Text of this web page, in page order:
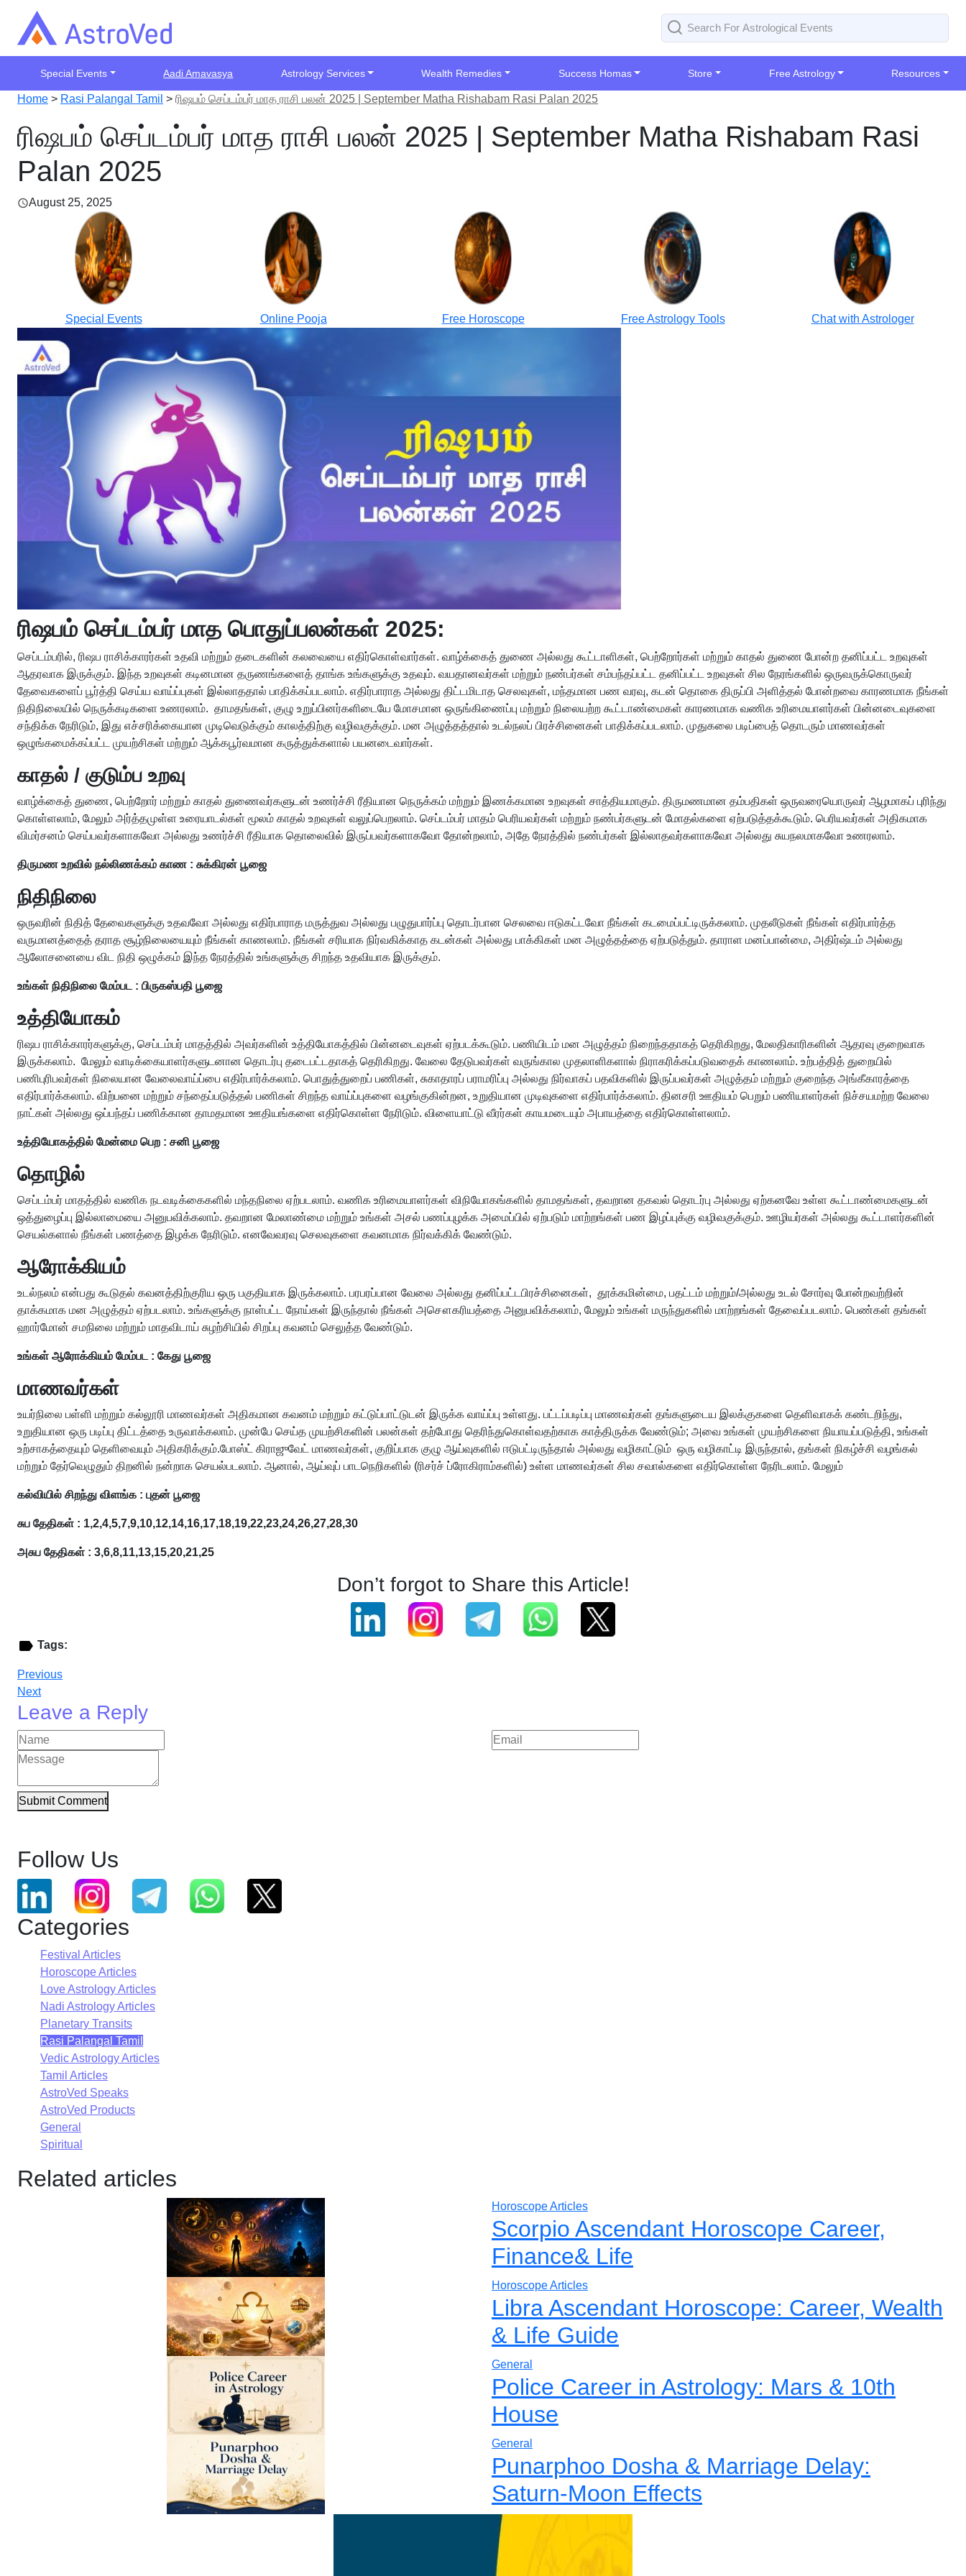
Special Events Aadi Amavasya Astrology Services Wealth Remedies Success Homas Store Free Astrology Resources
Home > Rasi Palangal Tamil > ரிஷபம் செப்டம்பர் மாத ராசி பலன் 2025 | September Matha Rishabam Rasi Palan 2025
ரிஷபம் செப்டம்பர் மாத ராசி பலன் 2025 | September Matha Rishabam Rasi
Palan 2025
August 25, 2025
Special Events Online Pooja Free Horoscope Free Astrology Tools Chat with Astrologer
ரிஷபம் செப்டம்பர் மாத பொதுப்பலன்கள் 2025:
செப்டம்பரில், ரிஷப ராசிக்காரர்கள் உதவி மற்றும் தடைகளின் கலவையை எதிர்கொள்வார்கள். வாழ்க்கைத் துணை அல்லது கூட்டாளிகள், பெற்றோர்கள் மற்றும் காதல் துணை போன்ற தனிப்பட்ட உறவுகள்
ஆதரவாக இருக்கும். இந்த உறவுகள் கடினமான தருணங்களைத் தாங்க உங்களுக்கு உதவும். வயதானவர்கள் மற்றும் நண்பர்கள் சம்பந்தப்பட்ட தனிப்பட்ட உறவுகள் சில நேரங்களில் ஒருவருக்கொருவர்
தேவைகளைப் பூர்த்தி செய்ய வாய்ப்புகள் இல்லாததால் பாதிக்கப்படலாம். எதிர்பாராத அல்லது திட்டமிடாத செலவுகள், மந்தமான பண வரவு, கடன் தொகை திருப்பி அளித்தல் போன்றவை காரணமாக நீங்கள்
நிதிநிலையில் நெருக்கடிகளை உணரலாம். தாமதங்கள், குழு உறுப்பினர்களிடையே மோசமான ஒருங்கிணைப்பு மற்றும் நிலையற்ற கூட்டாண்மைகள் காரணமாக வணிக உரிமையாளர்கள் பின்னடைவுகளை
சந்திக்க நேரிடும், இது எச்சரிக்கையான முடிவெடுக்கும் காலத்திற்கு வழிவகுக்கும். மன அழுத்தத்தால் உடல்நலப் பிரச்சினைகள் பாதிக்கப்படலாம். முதுகலை படிப்பைத் தொடரும் மாணவர்கள்
ஒழுங்கமைக்கப்பட்ட முயற்சிகள் மற்றும் ஆக்கபூர்வமான கருத்துக்களால் பயனடைவார்கள்.
காதல் / குடும்ப உறவு
வாழ்க்கைத் துணை, பெற்றோர் மற்றும் காதல் துணைவர்களுடன் உணர்ச்சி ரீதியான நெருக்கம் மற்றும் இணக்கமான உறவுகள் சாத்தியமாகும். திருமணமான தம்பதிகள் ஒருவரையொருவர் ஆழமாகப் புரிந்து
கொள்ளலாம், மேலும் அர்த்தமுள்ள உரையாடல்கள் மூலம் காதல் உறவுகள் வலுப்பெறலாம். செப்டம்பர் மாதம் பெரியவர்கள் மற்றும் நண்பர்களுடன் மோதல்களை ஏற்படுத்தக்கூடும். பெரியவர்கள் அதிகமாக
விமர்சனம் செய்பவர்களாகவோ அல்லது உணர்ச்சி ரீதியாக தொலைவில் இருப்பவர்களாகவோ தோன்றலாம், அதே நேரத்தில் நண்பர்கள் இல்லாதவர்களாகவோ அல்லது சுயநலமாகவோ உணரலாம்.
திருமண உறவில் நல்லிணக்கம் காண : சுக்கிரன் பூஜை
நிதிநிலை
ஒருவரின் நிதித் தேவைகளுக்கு உதவவோ அல்லது எதிர்பாராத மருத்துவ அல்லது பழுதுபார்ப்பு தொடர்பான செலவை ஈடுகட்டவோ நீங்கள் கடமைப்பட்டிருக்கலாம். முதலீடுகள் நீங்கள் எதிர்பார்த்த
வருமானத்தைத் தராத சூழ்நிலையையும் நீங்கள் காணலாம். நீங்கள் சரியாக நிர்வகிக்காத கடன்கள் அல்லது பாக்கிகள் மன அழுத்தத்தை ஏற்படுத்தும். தாராள மனப்பான்மை, அதிர்ஷ்டம் அல்லது
ஆலோசனையை விட நிதி ஒழுக்கம் இந்த நேரத்தில் உங்களுக்கு சிறந்த உதவியாக இருக்கும்.
உங்கள் நிதிநிலை மேம்பட : பிருகஸ்பதி பூஜை
உத்தியோகம்
ரிஷப ராசிக்காரர்களுக்கு, செப்டம்பர் மாதத்தில் அவர்களின் உத்தியோகத்தில் பின்னடைவுகள் ஏற்படக்கூடும். பணியிடம் மன அழுத்தம் நிறைந்ததாகத் தெரிகிறது, மேலதிகாரிகளின் ஆதரவு குறைவாக
இருக்கலாம். மேலும் வாடிக்கையாளர்களுடனான தொடர்பு தடைபட்டதாகத் தெரிகிறது. வேலை தேடுபவர்கள் வருங்கால முதலாளிகளால் நிராகரிக்கப்படுவதைக் காணலாம். உற்பத்தித் துறையில்
பணிபுரிபவர்கள் நிலையான வேலைவாய்ப்பை எதிர்பார்க்கலாம். பொதுத்துறைப் பணிகள், சுகாதாரப் பராமரிப்பு அல்லது நிர்வாகப் பதவிகளில் இருப்பவர்கள் அழுத்தம் மற்றும் குறைந்த அங்கீகாரத்தை
எதிர்பார்க்கலாம். விற்பனை மற்றும் சந்தைப்படுத்தல் பணிகள் சிறந்த வாய்ப்புகளை வழங்குகின்றன, உறுதியான முடிவுகளை எதிர்பார்க்கலாம். தினசரி ஊதியம் பெறும் பணியாளர்கள் நிச்சயமற்ற வேலை
நாட்கள் அல்லது ஒப்பந்தப் பணிக்கான தாமதமான ஊதியங்களை எதிர்கொள்ள நேரிடும். விளையாட்டு வீரர்கள் காயமடையும் அபாயத்தை எதிர்கொள்ளலாம்.
உத்தியோகத்தில் மேன்மை பெற : சனி பூஜை
தொழில்
செப்டம்பர் மாதத்தில் வணிக நடவடிக்கைகளில் மந்தநிலை ஏற்படலாம். வணிக உரிமையாளர்கள் விநியோகங்களில் தாமதங்கள், தவறான தகவல் தொடர்பு அல்லது ஏற்கனவே உள்ள கூட்டாண்மைகளுடன்
ஒத்துழைப்பு இல்லாமையை அனுபவிக்கலாம். தவறான மேலாண்மை மற்றும் உங்கள் அசல் பணப்புழக்க அமைப்பில் ஏற்படும் மாற்றங்கள் பண இழப்புக்கு வழிவகுக்கும். ஊழியர்கள் அல்லது கூட்டாளர்களின்
செயல்களால் நீங்கள் பணத்தை இழக்க நேரிடும். எனவேவரவு செலவுகளை கவனமாக நிர்வக்கிக் வேண்டும்.
ஆரோக்கியம்
உடல்நலம் என்பது கூடுதல் கவனத்திற்குரிய ஒரு பகுதியாக இருக்கலாம். பரபரப்பான வேலை அல்லது தனிப்பட்டபிரச்சினைகள், தூக்கமின்மை, பதட்டம் மற்றும்/அல்லது உடல் சோர்வு போன்றவற்றின்
தாக்கமாக மன அழுத்தம் ஏற்படலாம். உங்களுக்கு நாள்பட்ட நோய்கள் இருந்தால் நீங்கள் அசௌகரியத்தை அனுபவிக்கலாம், மேலும் உங்கள் மருந்துகளில் மாற்றங்கள் தேவைப்படலாம். பெண்கள் தங்கள்
ஹார்மோன் சமநிலை மற்றும் மாதவிடாய் சுழற்சியில் சிறப்பு கவனம் செலுத்த வேண்டும்.
உங்கள் ஆரோக்கியம் மேம்பட : கேது பூஜை
மாணவர்கள்
உயர்நிலை பள்ளி மற்றும் கல்லூரி மாணவர்கள் அதிகமான கவனம் மற்றும் கட்டுப்பாட்டுடன் இருக்க வாய்ப்பு உள்ளது. பட்டப்படிப்பு மாணவர்கள் தங்களுடைய இலக்குகளை தெளிவாகக் கண்டறிந்து,
உறுதியான ஒரு படிப்பு திட்டத்தை உருவாக்கலாம். முன்பே செய்த முயற்சிகளின் பலன்கள் தற்போது தெரிந்துகொள்வதற்காக காத்திருக்க வேண்டும்; அவை உங்கள் முயற்சிகளை நியாயப்படுத்தி, உங்கள்
உற்சாகத்தையும் தெளிவையும் அதிகரிக்கும்.போஸ்ட் கிராஜுவேட் மாணவர்கள், குறிப்பாக குழு ஆய்வுகளில் ஈடுபட்டிருந்தால் அல்லது வழிகாட்டும் ஒரு வழிகாட்டி இருந்தால், தங்கள் நிகழ்ச்சி வழங்கல்
மற்றும் தேர்வெழுதும் திறனில் நன்றாக செயல்படலாம். ஆனால், ஆய்வுப் பாடநெறிகளில் (ரிசர்ச் ப்ரோகிராம்களில்) உள்ள மாணவர்கள் சில சவால்களை எதிர்கொள்ள நேரிடலாம். மேலும்
கல்வியில் சிறந்து விளங்க : புதன் பூஜை
சுப தேதிகள் : 1,2,4,5,7,9,10,12,14,16,17,18,19,22,23,24,26,27,28,30
அசுப தேதிகள் : 3,6,8,11,13,15,20,21,25
Don’t forgot to Share this Article!
Tags:
Previous
Next
Leave a Reply
Submit Comment
Follow Us
Categories
Festival Articles
Horoscope Articles
Love Astrology Articles
Nadi Astrology Articles
Planetary Transits
Rasi Palangal Tamil
Vedic Astrology Articles
Tamil Articles
AstroVed Speaks
AstroVed Products
General
Spiritual
Related articles
Horoscope Articles
Scorpio Ascendant Horoscope Career,
Finance& Life
Horoscope Articles
Libra Ascendant Horoscope: Career, Wealth
& Life Guide
General
Police Career in Astrology: Mars & 10th
House
General
Punarphoo Dosha & Marriage Delay:
Saturn-Moon Effects